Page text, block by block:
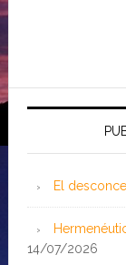
El
14/07/2026